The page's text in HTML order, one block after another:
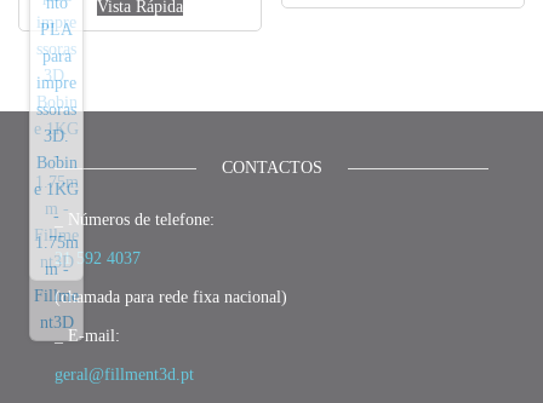
Vista Rápida
CONTACTOS
_ Números de telefone:
21 592 4037
(chamada para rede fixa nacional)
_ E-mail:
geral@fillment3d.pt